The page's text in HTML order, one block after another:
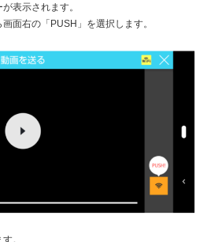
表示されます。
面右の「PUSH」を選択します。
。